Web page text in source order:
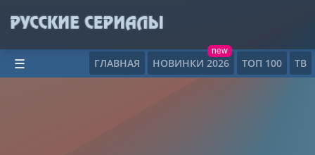
ГЛАВНАЯ НОВИНКИ 2026
new
ТОП 100 ТВ
☰